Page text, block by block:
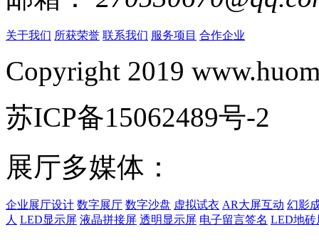
关于我们 所获荣誉 联系我们 服务项目 合作企业
Copyright 2019
苏ICP备15062489号-2
展厅多媒体：
企业展厅设计 数字展厅 数字沙盘 虚拟试衣 AR大屏互动 幻影
人 LED显示屏 液晶拼接屏 透明显示屏 电子留言签名 LED地砖